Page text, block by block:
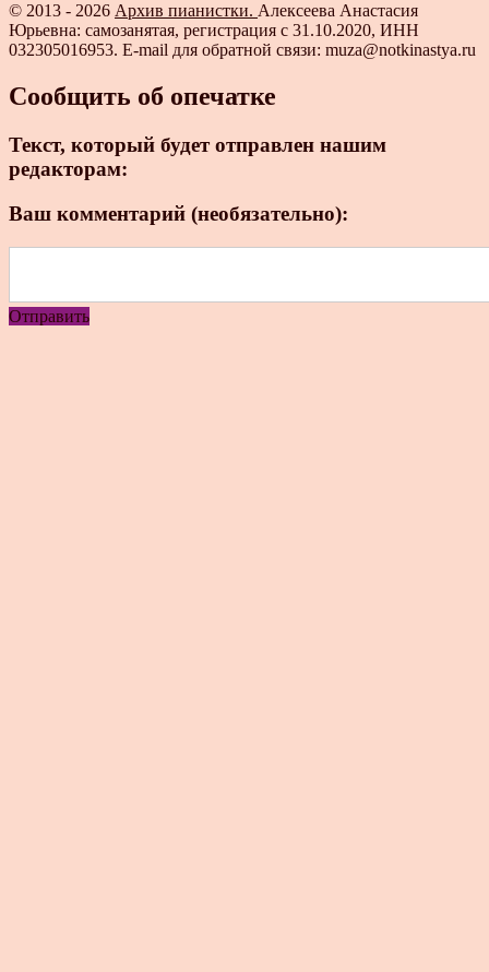
© 2013 - 2026 Архив пианистки. Алексеева Анастасия
Юрьевна: самозанятая, регистрация с 31.10.2020, ИНН
032305016953. E-mail для обратной связи: muza@notkinastya.ru
Сообщить об опечатке
Текст, который будет отправлен нашим
редакторам:
Ваш комментарий (необязательно):
Отправить